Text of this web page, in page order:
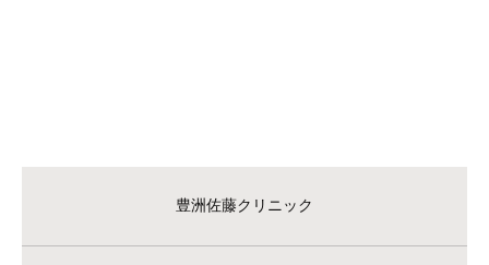
豊洲佐藤クリニック